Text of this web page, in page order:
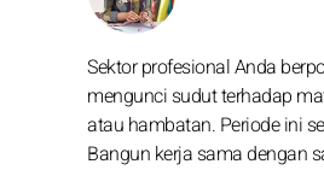
Sektor profesional Anda
mengunci sudut terhadap
atau hambatan. Periode ini
Bangun kerja sama dengan